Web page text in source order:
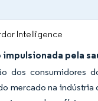
Intelligence
impulsionada pela
dos consumidores
mercado na